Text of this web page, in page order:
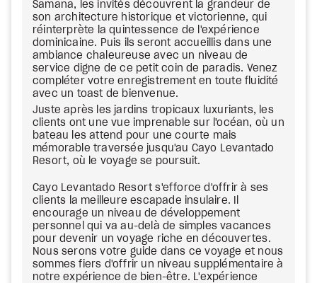
Samana, les invités découvrent la grandeur de
son architecture historique et victorienne, qui
réinterprète la quintessence de l'expérience
dominicaine. Puis ils seront accueillis dans une
ambiance chaleureuse avec un niveau de
service digne de ce petit coin de paradis. Venez
compléter votre enregistrement en toute fluidité
avec un toast de bienvenue.
Juste après les jardins tropicaux luxuriants, les
clients ont une vue imprenable sur l'océan, où un
bateau les attend pour une courte mais
mémorable traversée jusqu'au Cayo Levantado
Resort, où le voyage se poursuit.
Cayo Levantado Resort s'efforce d'offrir à ses
clients la meilleure escapade insulaire. Il
encourage un niveau de développement
personnel qui va au-delà de simples vacances
pour devenir un voyage riche en découvertes.
Nous serons votre guide dans ce voyage et nous
sommes fiers d'offrir un niveau supplémentaire à
notre expérience de bien-être. L'expérience